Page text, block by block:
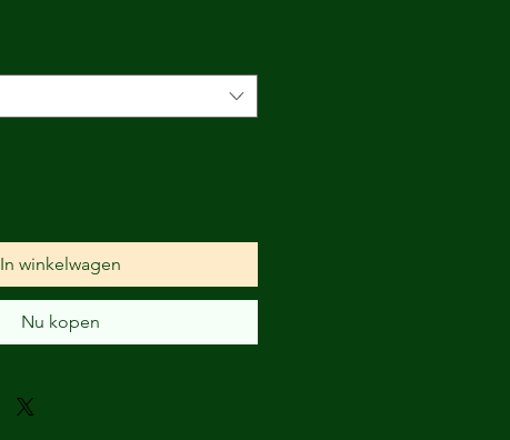
In winkelwagen
Nu kopen